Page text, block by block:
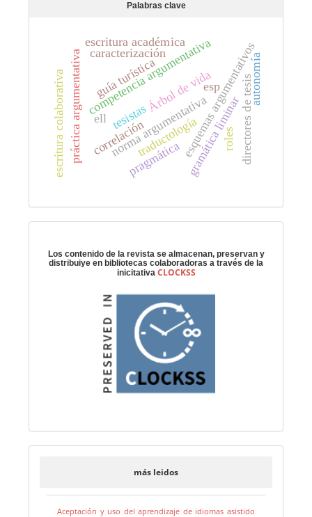
Palabras clave
competencia argumentativaesquemas argumentativos
norma argumentativa
práctica argumentativa
escritura colaborativa
escritura académica
directores de tesis
tesistas gramática liminar
Árbol de vida
caracterización
traductología
guía turística
pragmática
correlación
esp
ell
autonomía
roles
Los contenido de la revista se almacenan, preservan y
distribuiye en bibliotecas colaboradoras a través de la
inicitativa CLOCKSS
más leidos
Aceptación y uso del aprendizaje de idiomas asistido